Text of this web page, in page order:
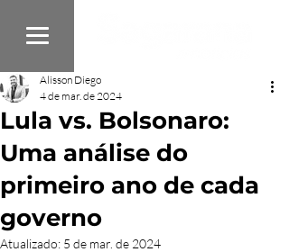
Lula vs. Bolsonaro:
Uma análise do
primeiro ano de cada
governo
Alisson Diego
4 de mar. de 2024
Atualizado: 5 de mar. de 2024